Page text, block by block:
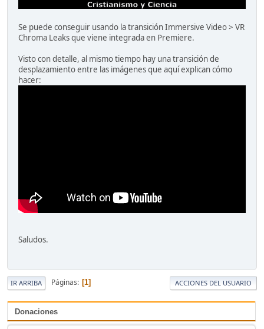
Donaciones
Se puede conseguir usando la transición Immersive Video > VR
Chroma Leaks que viene integrada en Premiere.
Visto con detalle, al mismo tiempo hay una transición de
desplazamiento entre las imágenes que aquí explican cómo
hacer:
Saludos.
IR ARRIBA Páginas 1 ACCIONES DEL USUARIO